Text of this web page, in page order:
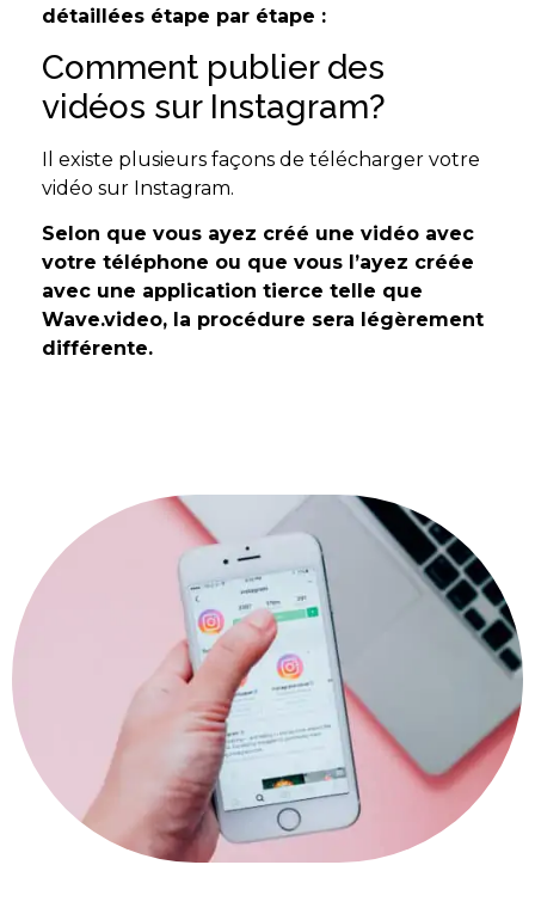
détaillées étape par étape :
Comment publier des
vidéos sur Instagram?
Il existe plusieurs façons de télécharger votre
vidéo sur Instagram.
Selon que vous ayez créé une vidéo avec
votre téléphone ou que vous l’ayez créée
avec une application tierce telle que
Wave.video, la procédure sera légèrement
différente.